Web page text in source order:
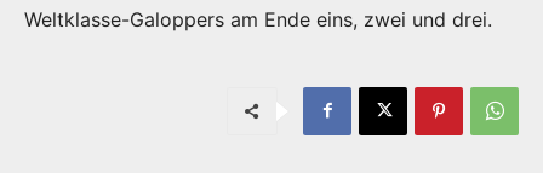
Weltklasse-Galoppers am Ende eins, zwei und drei.